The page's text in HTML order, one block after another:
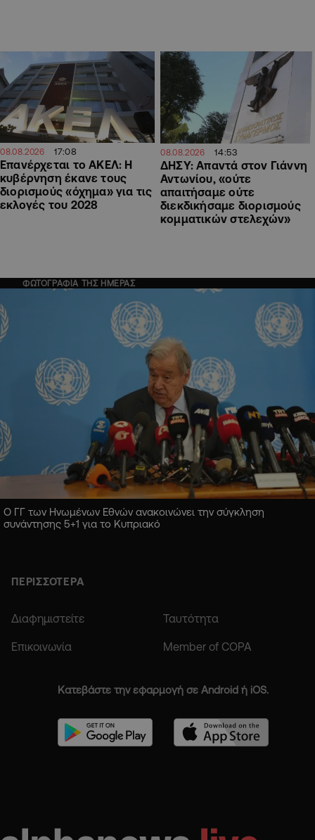
08.08.2026 17:08
Επανέρχεται το ΑΚΕΛ: Η
κυβέρνηση έκανε τους
διορισμούς «όχημα» για τις
εκλογές του 2028
08.08.2026 14:53
ΔΗΣΥ: Απαντά στον Γιάννη
Αντωνίου, «ούτε
απαιτήσαμε ούτε
διεκδικήσαμε διορισμούς
κομματικών στελεχών»
ΦΩΤΟΓΡΑΦΙΑ ΤΗΣ ΗΜΕΡΑΣ
Ο ΓΓ των Ηνωμένων Εθνών ανακοινώνει την σύγκληση
συνάντησης 5+1 για το Κυπριακό
ΠΕΡΙΣΣΟΤΕΡΑ
Διαφημιστείτε Ταυτότητα
Επικοινωνία Member of COPA
Κατεβάστε την εφαρμογή σε Android ή iOS.